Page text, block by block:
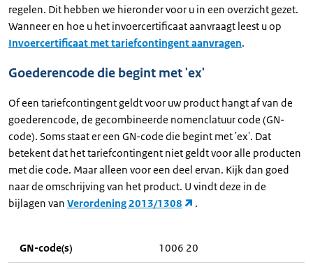
regelen. Dit hebben we hieronder voor u in een overzicht gezet.
Wanneer en hoe u het invoercertificaat aanvraagt leest u op
Invoercertificaat met tariefcontingent aanvragen.
Goederencode die begint met 'ex'
Of een tariefcontingent geldt voor uw product hangt af van de
goederencode, de gecombineerde nomenclatuur code (GN-
code). Soms staat er een GN-code die begint met 'ex'. Dat
betekent dat het tariefcontingent niet geldt voor alle producten
met die code. Maar alleen voor een deel ervan. Kijk dan goed
naar de omschrijving van het product. U vindt deze in de
bijlagen van Verordening 2013/1308 .
GN-code(s) 1006 20